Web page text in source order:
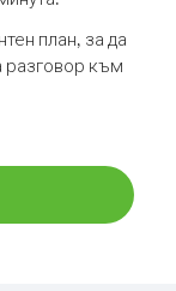
план, за да
разговор към